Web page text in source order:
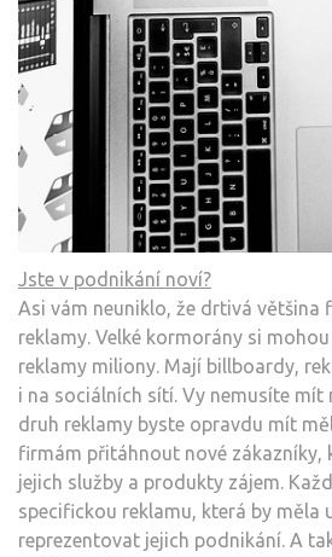
Jste v podnikání noví?
Asi vám neuniklo, že drtivá většina
reklamy. Velké kormorány si
reklamy miliony. Mají billboardy,
i na sociálních sítí. Vy nemusíte mít
druh reklamy byste opravdu mít
firmám přitáhnout nové zákazníky,
jejich služby a produkty zájem.
specifickou reklamu, která by měla
reprezentovat jejich podnikání. A